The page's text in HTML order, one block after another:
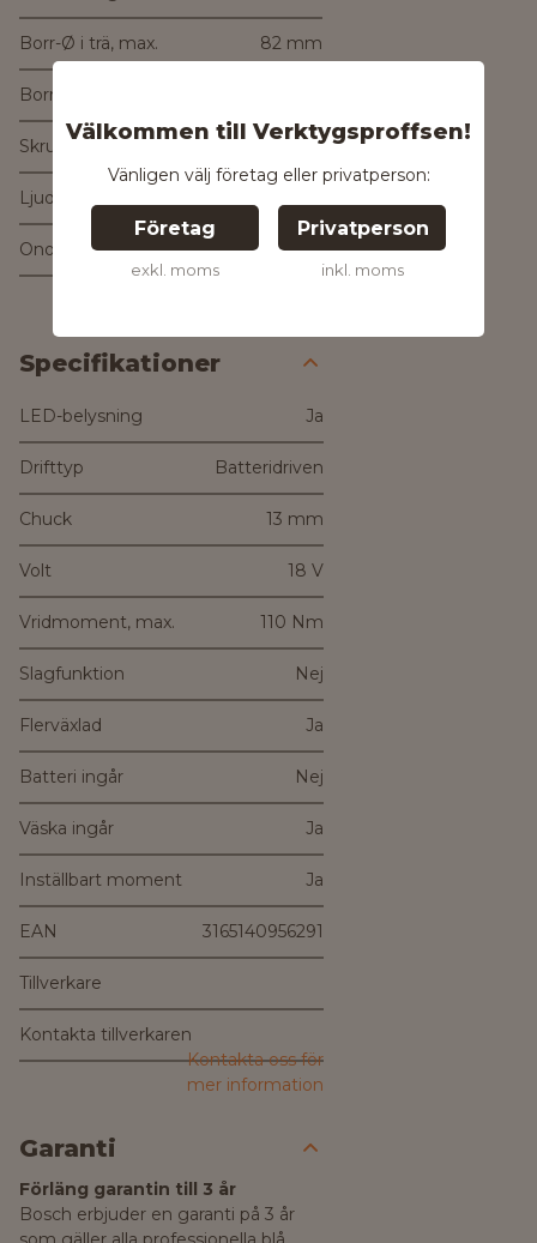
Välkommen till Verktygsproffsen!
Vänligen välj företag eller privatperson:
Företag
exkl. moms
Privatperson
inkl. moms
Borr-Ø i trä, max. 82 mm
Borr-Ø i stål, max.
Skruv-Ø, max. 12 mm
Ljudtrycksnivå
Onoggrannhet K 3 dB
Specifikationer
LED-belysning Ja
Drifttyp Batteridriven
Chuck 13 mm
Volt 18 V
Vridmoment, max. 110 Nm
Slagfunktion Nej
Flerväxlad Ja
Batteri ingår Nej
Väska ingår Ja
Inställbart moment Ja
EAN 3165140956291
Tillverkare
Kontakta tillverkaren
Kontakta oss för
mer information
Garanti
Förläng garantin till 3 år
Bosch erbjuder en garanti på 3 år